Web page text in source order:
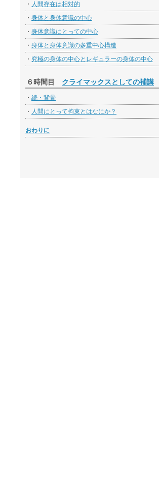
・ 人間存在は相対的
・ 身体と身体意識の中心
・ 身体意識にとっての中心
・ 身体と身体意識の多重中心構造
・ 究極の身体の中心とレギュラーの身体の中心
６時間目 クライマックスとしての補講
・ 続・背骨
・ 人間にとって拘束とはなにか？
おわりに